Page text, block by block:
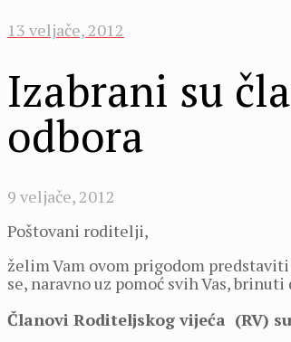
13 veljače, 2012
Izabrani su
odbora
9 veljače, 2012
Poštovani roditelji,
želim Vam ovom prigodom
se, naravno uz pomoć svih Vas,
Članovi Roditeljskog vijeća (RV)